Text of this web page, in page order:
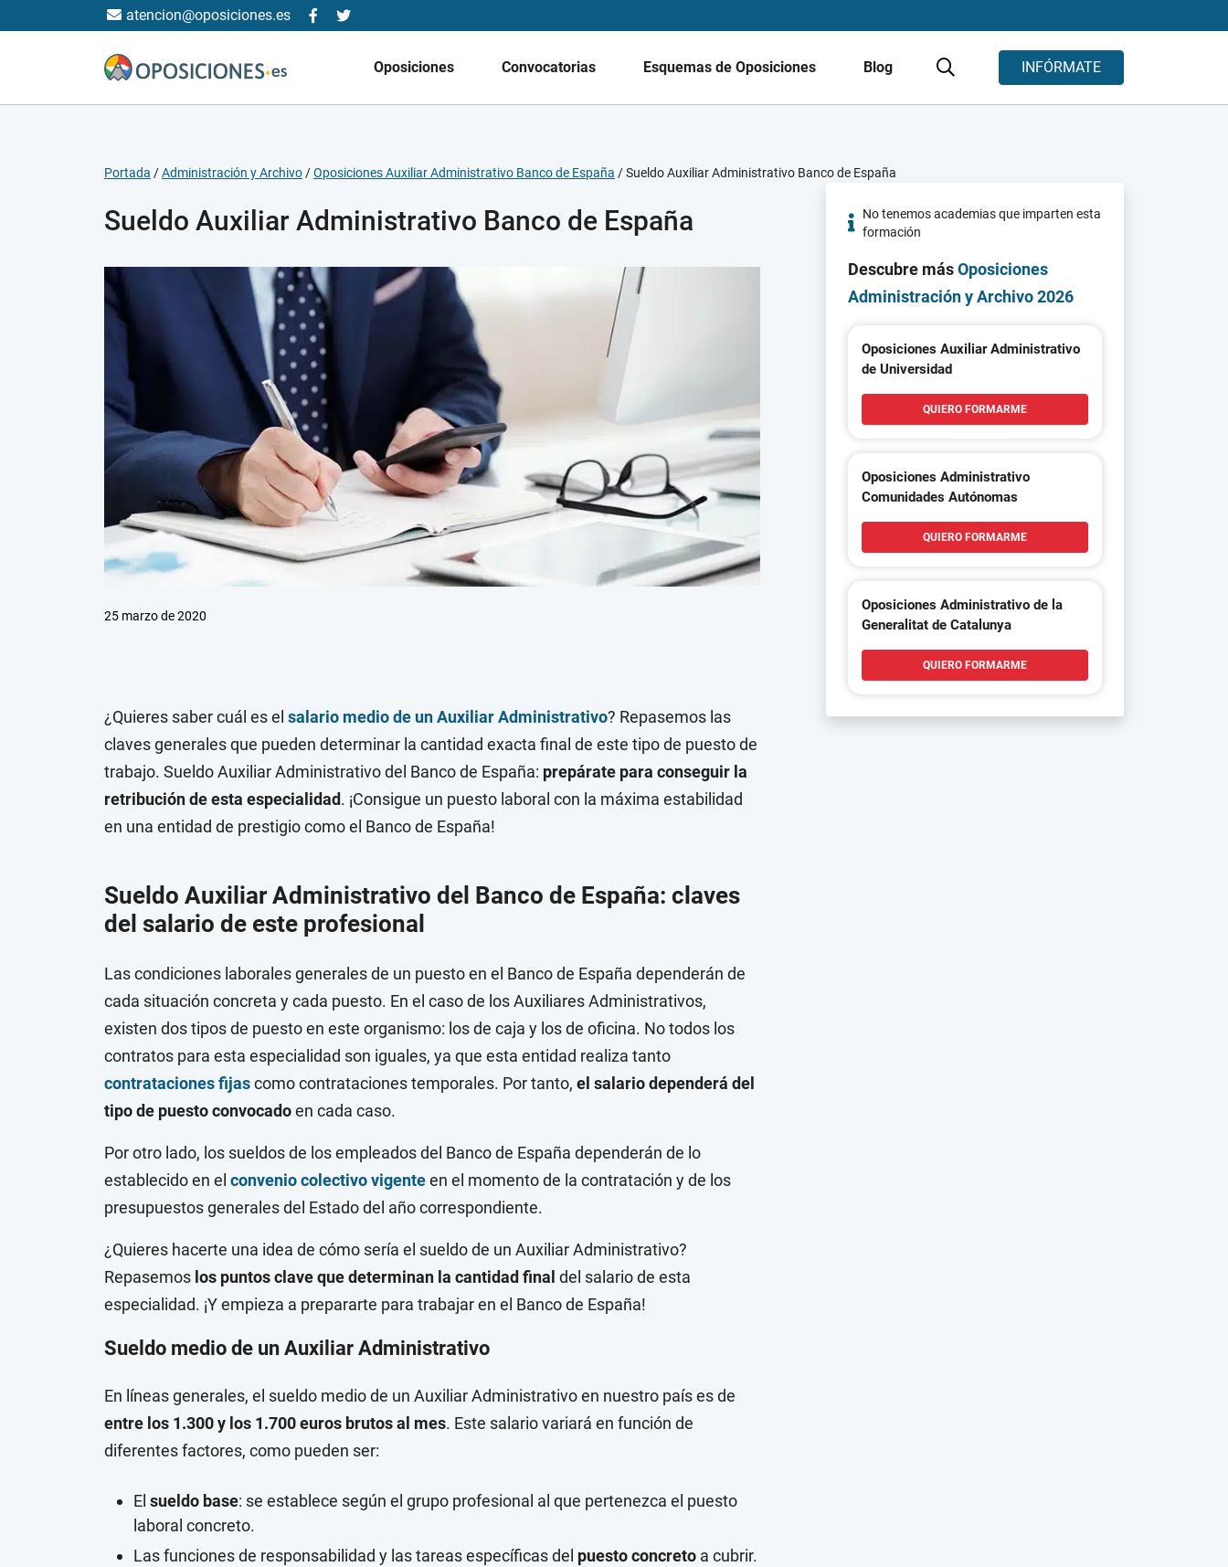
atencion@oposiciones.es
Oposiciones Convocatorias Esquemas de Oposiciones Blog INFÓRMATE
Portada /Administración y Archivo /Oposiciones Auxiliar Administrativo Banco de España /Sueldo Auxiliar Administrativo Banco de España
Sueldo Auxiliar Administrativo Banco de España
25 marzo de 2020
No tenemos academias que imparten esta
formación
Descubre másOposiciones
Administración y Archivo 2026
Oposiciones Auxiliar Administrativo
de Universidad
QUIERO FORMARME
Oposiciones Administrativo
Comunidades Autónomas
QUIERO FORMARME
Oposiciones Administrativo de la
Generalitat de Catalunya
QUIERO FORMARME
¿Quieres saber cuál es el salario medio de un Auxiliar Administrativo? Repasemos las
claves generales que pueden determinar la cantidad exacta final de este tipo de puesto de
trabajo. Sueldo Auxiliar Administrativo del Banco de España: prepárate para conseguir la
retribución de esta especialidad. ¡Consigue un puesto laboral con la máxima estabilidad
en una entidad de prestigio como el Banco de España!
Sueldo Auxiliar Administrativo del Banco de España: claves
del salario de este profesional
Las condiciones laborales generales de un puesto en el Banco de España dependerán de
cada situación concreta y cada puesto. En el caso de los Auxiliares Administrativos,
existen dos tipos de puesto en este organismo: los de caja y los de oficina. No todos los
contratos para esta especialidad son iguales, ya que esta entidad realiza tanto
contrataciones fijascomo contrataciones temporales. Por tanto, el salario dependerá del
tipo de puesto convocadoen cada caso.
Por otro lado, los sueldos de los empleados del Banco de España dependerán de lo
establecido en el convenio colectivo vigenteen el momento de la contratación y de los
presupuestos generales del Estado del año correspondiente.
¿Quieres hacerte una idea de cómo sería el sueldo de un Auxiliar Administrativo?
Repasemos los puntos clave que determinan la cantidad final del salario de esta
especialidad. ¡Y empieza a prepararte para trabajar en el Banco de España!
Sueldo medio de un Auxiliar Administrativo
En líneas generales, el sueldo medio de un Auxiliar Administrativo en nuestro país es de
entre los 1.300 y los 1.700 euros brutos al mes. Este salario variará en función de
diferentes factores, como pueden ser:
El sueldo base: se establece según el grupo profesional al que pertenezca el puesto
laboral concreto.
Las funciones de responsabilidad y las tareas específicas del puesto concreto a cubrir.